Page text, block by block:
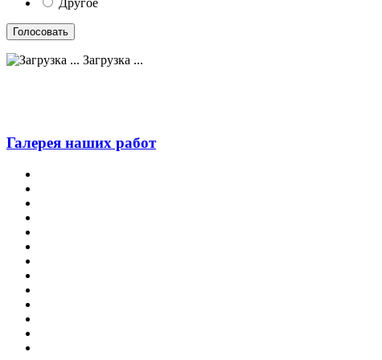
Другое
Загрузка ...
Галерея наших работ